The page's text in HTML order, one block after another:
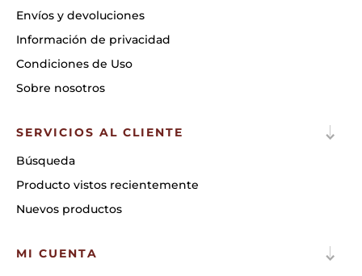
Envíos y devoluciones
Información de privacidad
Condiciones de Uso
Sobre nosotros
SERVICIOS AL CLIENTE
Búsqueda
Producto vistos recientemente
Nuevos productos
MI CUENTA